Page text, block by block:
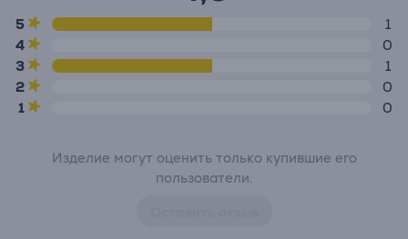
5
1
4
0
3
1
2
0
1
0
Изделие могут оценить только купившие его
пользователи.